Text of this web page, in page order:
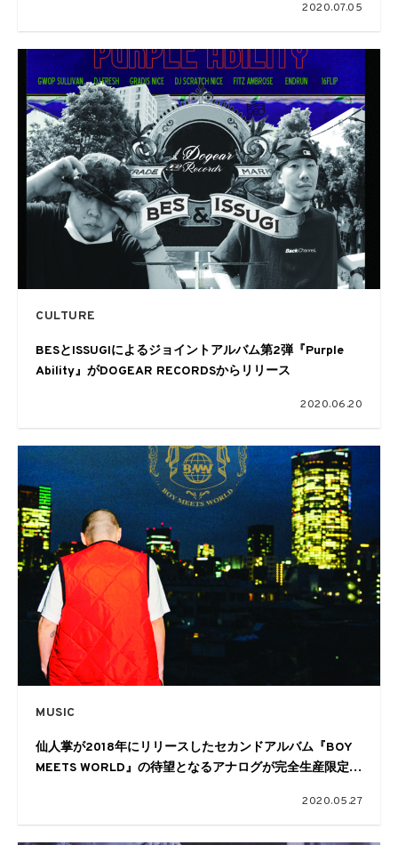
2020.07.05
CULTURE
BESとISSUGIによるジョイントアルバム第2弾『Purple
Ability』がDOGEAR RECORDSからリリース
2020.06.20
MUSIC
仙人掌が2018年にリリースしたセカンドアルバム『BOY
MEETS WORLD』の待望となるアナログが完全生産限定で
2020.05.27